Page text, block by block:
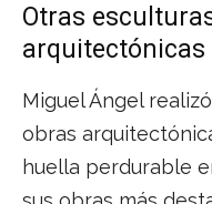
Otras
arquitectónicas
Miguel Ángel
obras
huella perdurable